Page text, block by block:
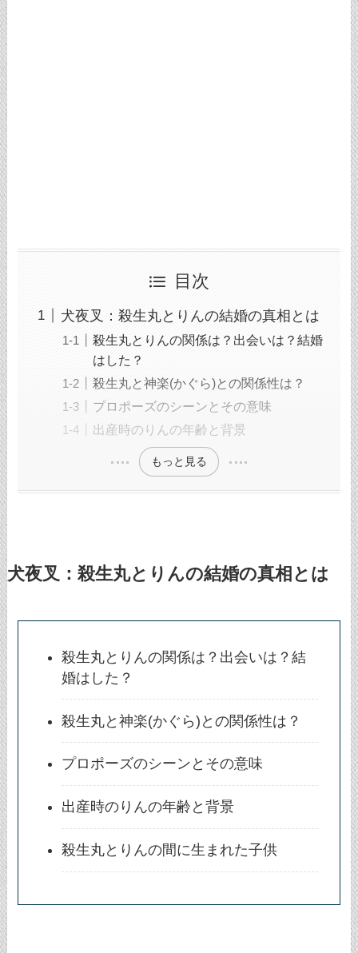
目次
犬夜叉：殺生丸とりんの結婚の真相とは
殺生丸とりんの関係は？出会いは？結婚
はした？
殺生丸と神楽(かぐら)との関係性は？
プロポーズのシーンとその意味
出産時のりんの年齢と背景
もっと見る
犬夜叉：殺生丸とりんの結婚の真相とは
殺生丸とりんの関係は？出会いは？結
婚はした？
殺生丸と神楽(かぐら)との関係性は？
プロポーズのシーンとその意味
出産時のりんの年齢と背景
殺生丸とりんの間に生まれた子供